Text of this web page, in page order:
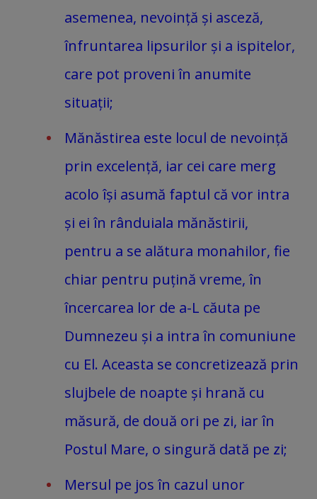
asemenea, nevoință și asceză,
înfruntarea lipsurilor și a ispitelor,
care pot proveni în anumite
situații;
Mănăstirea este locul de nevoință
prin excelență, iar cei care merg
acolo își asumă faptul că vor intra
și ei în rânduiala mănăstirii,
pentru a se alătura monahilor, fie
chiar pentru puțină vreme, în
încercarea lor de a-L căuta pe
Dumnezeu și a intra în comuniune
cu El. Aceasta se concretizează prin
slujbele de noapte și hrană cu
măsură, de două ori pe zi, iar în
Postul Mare, o singură dată pe zi;
Mersul pe jos în cazul unor